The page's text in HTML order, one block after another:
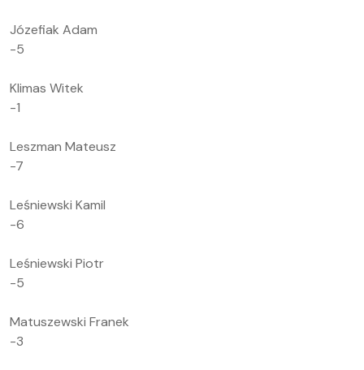
Józefiak Adam
-5
Klimas Witek
-1
Leszman Mateusz
-7
Leśniewski Kamil
-6
Leśniewski Piotr
-5
Matuszewski Franek
-3